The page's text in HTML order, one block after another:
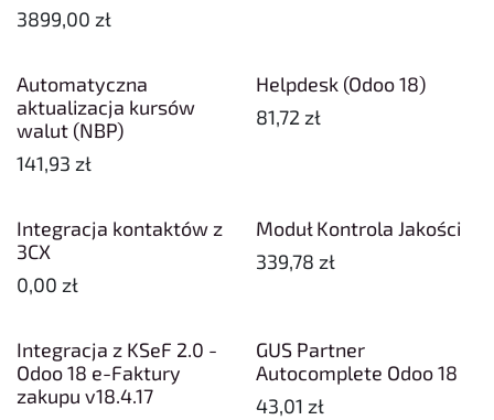
3899,00 zł
Automatyczna
aktualizacja kursów
walut (NBP)
141,93 zł
Helpdesk (Odoo 18)
81,72 zł
Integracja kontaktów z
3CX
0,00 zł
Moduł Kontrola Jakości
339,78 zł
Integracja z KSeF 2.0 -
Odoo 18 e-Faktury
zakupu v18.4.17
GUS Partner
Autocomplete Odoo 18
43,01 zł